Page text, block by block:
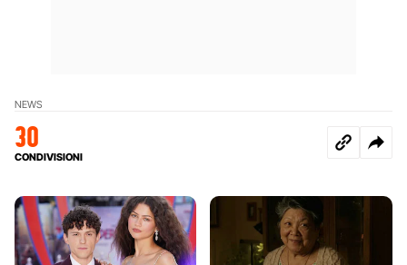
NEWS
30
CONDIVISIONI